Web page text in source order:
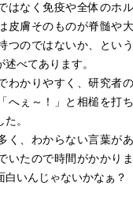
はなく免疫や全体のホ
皮膚そのものが脊髄や
つのではないか、とい
べてあります。
わかりやすく、研究者
へぇ～！」と相槌を打
。
く、わからない言葉が
いたので時間がかかり
白いんじゃないかなぁ？